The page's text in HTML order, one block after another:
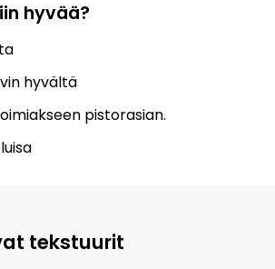
hyvää?
hyvältä
pistorasian.
tekstuurit